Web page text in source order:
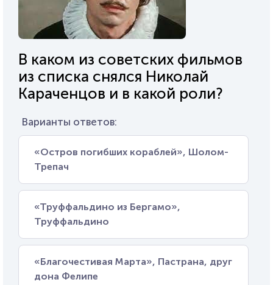
В каком из советских фильмов
из списка снялся Николай
Караченцов и в какой роли?
Варианты ответов:
«Остров погибших кораблей», Шолом-
Трепач
«Труффальдино из Бергамо»,
Труффальдино
«Благочестивая Марта», Пастрана, друг
дона Фелипе